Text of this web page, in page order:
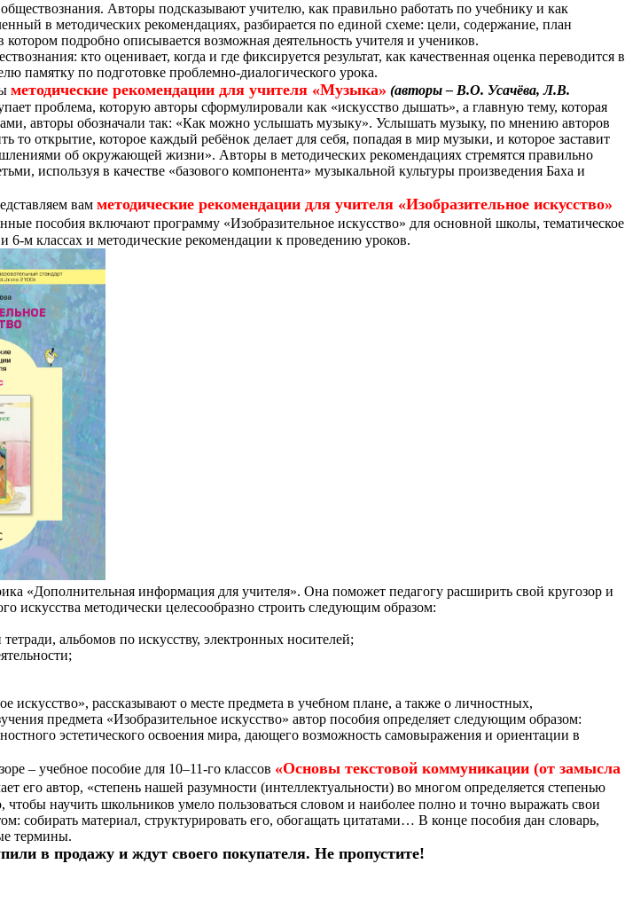
Авторы подсказывают учителю, как правильно работать по учебнику и как
в методических рекомендациях, разбирается по единой схеме: цели, содержание, план
подробно описывается возможная деятельность учителя и учеников.
кто оценивает, когда и где фиксируется результат, как качественная оценка переводится в
памятку по подготовке проблемно-диалогического урока.
методические рекомендации для учителя «Музыка» (авторы – В.О. Усачёва, Л.В.
проблема, которую авторы сформулировали как «искусство дышать», а главную тему, которая
авторы обозначали так: «Как можно услышать музыку». Услышать музыку, по мнению авторов
то открытие, которое каждый ребёнок делает для себя, попадая в мир музыки, и которое заставит
об окружающей жизни». Авторы в методических рекомендациях стремятся правильно
используя в качестве «базового компонента» музыкальной культуры произведения Баха и
вам методические рекомендации для учителя «Изобразительное искусство»
пособия включают программу «Изобразительное искусство» для основной школы, тематическое
6-м классах и методические рекомендации к проведению уроков.
«Дополнительная информация для учителя». Она поможет педагогу расширить свой кругозор и
искусства методически целесообразно строить следующим образом:
альбомов по искусству, электронных носителей;
рассказывают о месте предмета в учебном плане, а также о личностных,
предмета «Изобразительное искусство» автор пособия определяет следующим образом:
эстетического освоения мира, дающего возможность самовыражения и ориентации в
– учебное пособие для 10–11-го классов «Основы текстовой коммуникации (от замысла
его автор, «степень нашей разумности (интеллектуальности) во многом определяется степенью
научить школьников умело пользоваться словом и наиболее полно и точно выражать свои
собирать материал, структурировать его, обогащать цитатами… В конце пособия дан словарь,
термины.
в продажу и ждут своего покупателя. Не пропустите!